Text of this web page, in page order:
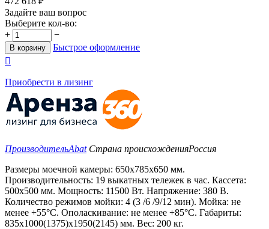
Задайте ваш вопрос
Выберите кол-во:
+
−
В корзину
Быстрое оформление

Приобрести в лизинг
ПроизводительAbat Страна происхожденияРоссия
Размеры моечной камеры: 650х785х650 мм.
Производительность: 19 выкатных тележек в час. Кассета:
500х500 мм. Мощность: 11500 Вт. Напряжение: 380 В.
Количество режимов мойки: 4 (3 /6 /9/12 мин). Мойка: не
менее +55°С. Ополаскивание: не менее +85°С. Габариты:
835х1000(1375)х1950(2145) мм. Вес: 200 кг.